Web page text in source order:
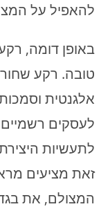
להאפיל על
באופן דומה,
טובה. רקע
אלגנטית
לעסקים רשמיים
לתעשיות
זאת מציעים
המצולם, את